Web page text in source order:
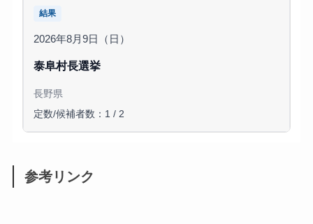
結果
2026年8月9日（日）
泰阜村長選挙
長野県
定数/候補者数：1 / 2
参考リンク